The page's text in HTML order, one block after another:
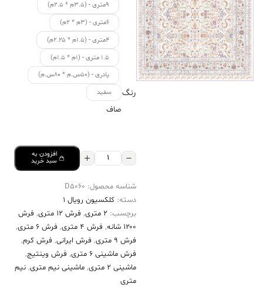
۹متری - (۳.۵م * ۲.۵م)
۶متری - (۳م * ۲م)
۴متری - (۱.۵م * ۲.۲۵م)
۱.۵ متری - (۱م * ۱.۵م)
پادری - (۵۰س.م * ۸۰س.م)
رنگ سفید
صاف
فرش
۱۲۰۰
طرح
مهرانگیز
سفید
عدد
افزودن به
سبد خرید
شناسه محصول: D5060
دسته: کلکسیون رویال 1
برچسب: 2 متری , فرش 12 متری , فرش
۱۲۰۰ شانه
, فرش 4 متری , فرش 6 متری
,
فرش 9 متری
, فرش ایرانی, فرش کرم,
فرش ماشینی 6 متری
, فرش وینتیج,
ماشینی 2 متری
, ماشینی نیم متری, نیم
متری